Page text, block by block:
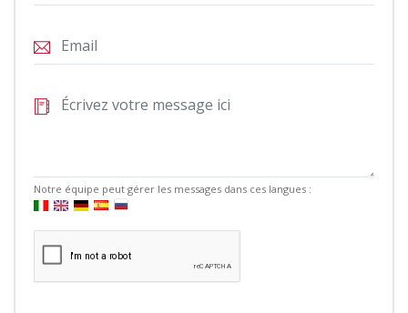
Notre équipe peut gérer les messages dans ces langues :